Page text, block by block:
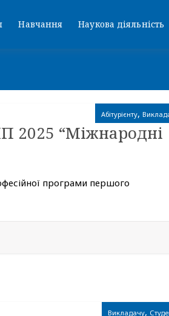
Навчання Наукова діяльність
Абітурієнту,
2025 “Міжнародні
програми першого
Викладачу,